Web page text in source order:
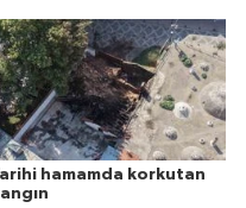
hamamda korkutan